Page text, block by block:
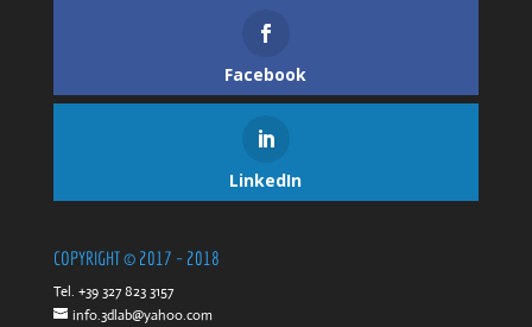
Facebook
LinkedIn
COPYRIGHT © 2017 – 2018
Tel. +39 327 823 3157
info.3dlab@yahoo.com